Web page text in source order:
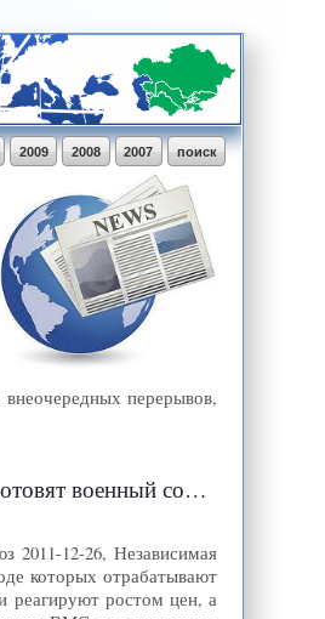
поиск
2007
2008
2009
перерывов,
военный союз
2011-12-26, Независимая
которых отрабатывают
реагируют ростом цен, а